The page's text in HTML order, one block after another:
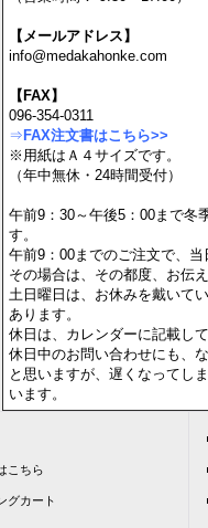
【電 話】
096-351-5555 / 090-9072-
【メールアドレス】
info@medakahonke.com
【FAX】
⇒FAX注文書はこちら>>
※用紙はＡ４サイズです。
（年中無休・24時間受付）
午前9：30～午後5：00まで冬
す。
午前9：00までのご注文で、当
その場合は、その都度、お伝
土日曜日は、お休みを戴いて
あります。
休日中のお問い合わせにも、
います。